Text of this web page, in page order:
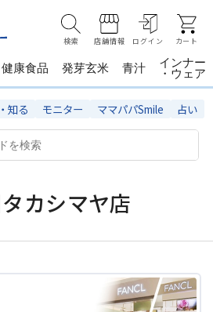
検索 店舗情報 ログイン カート
健康食品 発芽玄米 青汁
インナー
・ウェア
知る モニター ママパパSmile 占い
カシマヤ店